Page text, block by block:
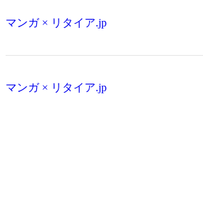
マンガ × リタイア.jp
マンガ × リタイア.jp